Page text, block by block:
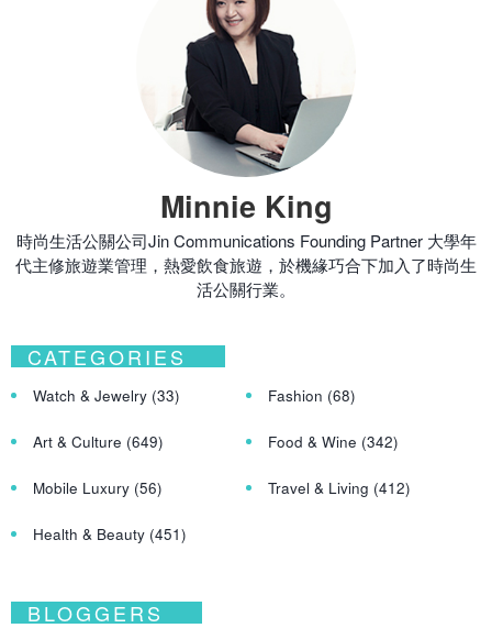
Minnie King
時尚生活公關公司Jin Communications Founding Partner 大學年
代主修旅遊業管理，熱愛飲食旅遊，於機緣巧合下加入了時尚生
活公關行業。
CATEGORIES
Watch & Jewelry(33) Fashion (68)
Art & Culture (649) Food & Wine (342)
Mobile Luxury(56) Travel & Living (412)
Health & Beauty(451)
BLOGGERS